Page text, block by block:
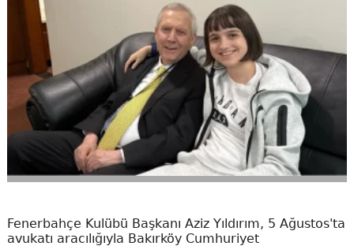
Fenerbahçe Kulübü Başkanı Aziz Yıldırım, 5 Ağustos'ta
avukatı aracılığıyla Bakırköy Cumhuriyet